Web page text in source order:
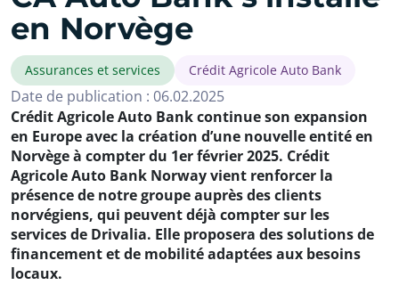
en Norvège
Assurances et services Crédit Agricole Auto Bank
Date de publication : 06.02.2025
Crédit Agricole Auto Bank continue son expansion
en Europe avec la création d’une nouvelle entité en
Norvège à compter du 1er février 2025. Crédit
Agricole Auto Bank Norway vient renforcer la
présence de notre groupe auprès des clients
norvégiens, qui peuvent déjà compter sur les
services de Drivalia. Elle proposera des solutions de
financement et de mobilité adaptées aux besoins
locaux.